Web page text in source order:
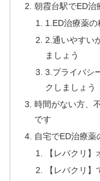
朝霞台駅でED治
1.ED治療薬
2.通いやすい
ましょう
3.プライバシ
クしましょう
時間がない方、
です
自宅でED治療薬
【レバクリ
【レバクリ